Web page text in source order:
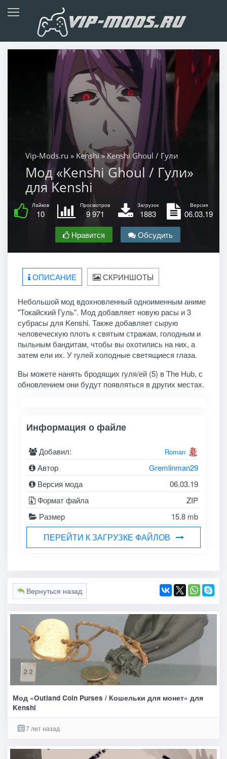
Vip-Mods.ru » Kenshi» Kenshi Ghoul / Гули
Мод «Kenshi Ghoul / Гули»
для Kenshi
Лайков
10
Просмотров
9 971
Загрузок
1883
Версия
06.03.19
Нравится
Обсудить
ОПИСАНИЕ СКРИНШОТЫ
Небольшой мод вдохновленный одноименным аниме
"Токайский Гуль". Мод добавляет новую расы и 3
субрасы для Kenshi. Также добавляет сырую
человеческую плоть к святым стражам, голодным и
пыльным бандитам, чтобы вы охотились на них, а
затем ели их. У гулей холодные светящиеся глаза.
Вы можете нанять бродящих гуля/ей (5) в The Hub, с
обновлением они будут появляться в других местах.
Информация о файле
Добавил: Roman
Автор
Gremlinman29
Версия мода
06.03.19
Формат файла
ZIP
Размер
15.8 mb
ПЕРЕЙТИ К ЗАГРУЗКЕ ФАЙЛОВ
Вернуться назад
Мод «Outland Coin Purses / Кошельки для монет» для
Kenshi
7 лет назад